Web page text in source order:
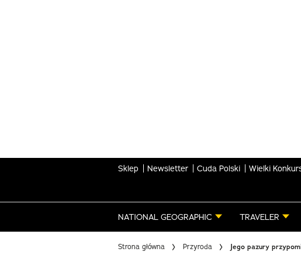
Sklep Newsletter Cuda Polski Wielki
NATIONAL GEOGRAPHIC TRAVELER
Strona główna Przyroda Jego pazury